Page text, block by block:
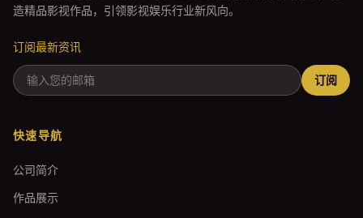
造精品影视作品，引领影视娱乐行业新风向。
订阅最新资讯
订阅
快速导航
公司简介
作品展示